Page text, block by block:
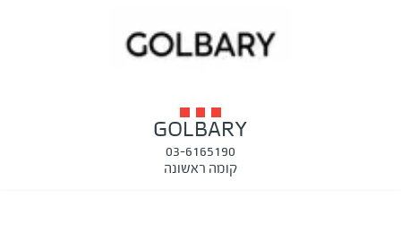
GOLBARY
03-6165190
קומה ראשונה